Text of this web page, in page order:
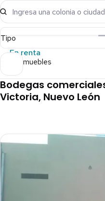
Ingresa una colonia o ciudad
Tipo
En renta
19 inmuebles
Bodegas
Victoria, Nuevo León